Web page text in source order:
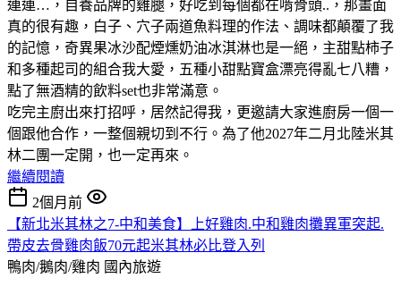
連連…，自養品牌的雞腿，好吃到每個都在啃骨頭..，那畫面
真的很有趣，白子、穴子兩道魚料理的作法、調味都顛覆了我
的記憶，奇異果冰沙配煙燻奶油冰淇淋也是一絕，主甜點柿子
和多種起司的組合我大愛，五種小甜點寶盒漂亮得亂七八糟，
點了無酒精的飲料set也非常滿意。
吃完主廚出來打招呼，居然記得我，更邀請大家進廚房一個一
個跟他合作，一整個親切到不行。為了他2027年二月北陸米其
林二團一定開，也一定再來。
繼續閱讀
2個月前
【新北米其林之7-中和美食】上好雞肉.中和雞肉攤異軍突起.
帶皮去骨雞肉飯70元起米其林必比登入列
鴨肉/鵝肉/雞肉 國內旅遊